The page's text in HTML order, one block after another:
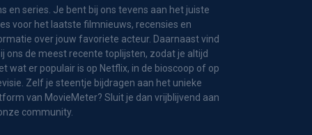
en series. Je bent bij ons tevens aan het juiste
voor het laatste filmnieuws, recensies en
over jouw favoriete acteur. Daarnaast vind
ons de meest recente toplijsten, zodat je altijd
wat er populair is op Netflix, in de bioscoop of op
Zelf je steentje bijdragen aan het unieke
van MovieMeter? Sluit je dan vrijblijvend aan
community.